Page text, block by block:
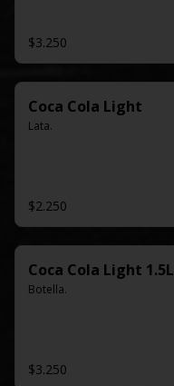
$3.250
Coca Cola Light
Lata.
$2.250
Coca Cola Light 1.5L
Botella.
$3.250